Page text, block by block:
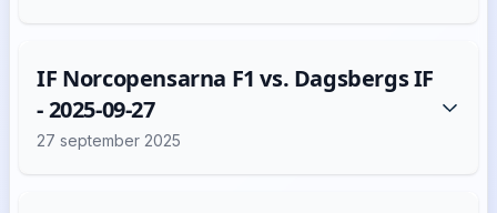
IF Norcopensarna F1 vs. Dagsbergs IF
- 2025-09-27
27 september 2025